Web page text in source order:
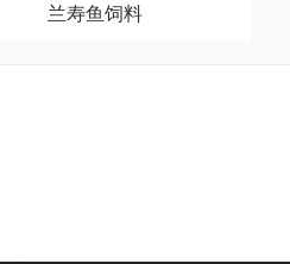
兰寿鱼饲料